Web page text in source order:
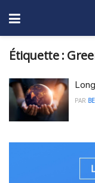
Étiquette :
PAR